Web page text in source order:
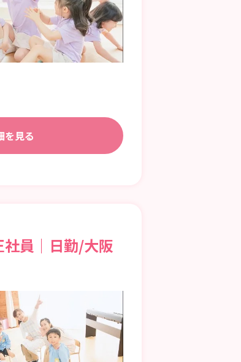
を見る
員｜日勤/大阪